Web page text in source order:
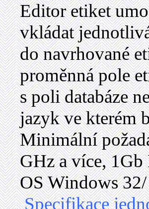
Editor etiket
vkládat
do navrhované
proměnná pole
s poli databáze
jazyk ve kterém
Minimální
GHz a více,
OS Windows
Specifikace